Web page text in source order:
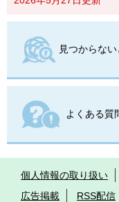
見つからな
よくある質
個人情報の取り扱い
広告掲載
RSS配信